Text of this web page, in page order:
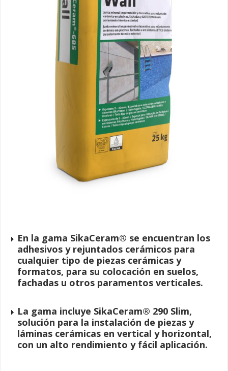
En la gama SikaCeram® se encuentran los
adhesivos y rejuntados cerámicos para
cualquier tipo de piezas cerámicas y
formatos, para su colocación en suelos,
fachadas u otros paramentos verticales.
La gama incluye SikaCeram® 290 Slim,
solución para la instalación de piezas y
láminas cerámicas en vertical y horizontal,
con un alto rendimiento y fácil aplicación.